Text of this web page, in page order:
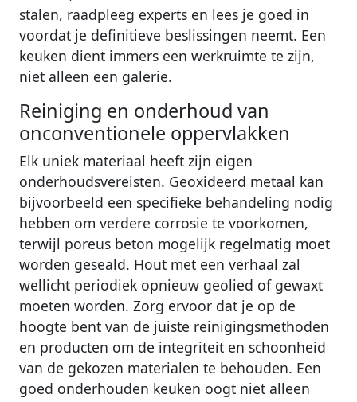
stalen, raadpleeg experts en lees je goed in
voordat je definitieve beslissingen neemt. Een
keuken dient immers een werkruimte te zijn,
niet alleen een galerie.
Reiniging en onderhoud van
onconventionele oppervlakken
Elk uniek materiaal heeft zijn eigen
onderhoudsvereisten. Geoxideerd metaal kan
bijvoorbeeld een specifieke behandeling nodig
hebben om verdere corrosie te voorkomen,
terwijl poreus beton mogelijk regelmatig moet
worden geseald. Hout met een verhaal zal
wellicht periodiek opnieuw geolied of gewaxt
moeten worden. Zorg ervoor dat je op de
hoogte bent van de juiste reinigingsmethoden
en producten om de integriteit en schoonheid
van de gekozen materialen te behouden. Een
goed onderhouden keuken oogt niet alleen